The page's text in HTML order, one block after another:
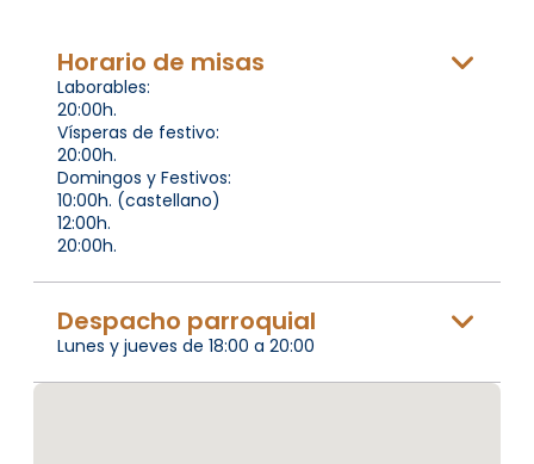
Horario de misas
Laborables:
20:00h.
Vísperas de festivo:
20:00h.
Domingos y Festivos:
10:00h. (castellano)
12:00h.
20:00h.
Despacho parroquial
Lunes y jueves de 18:00 a 20:00